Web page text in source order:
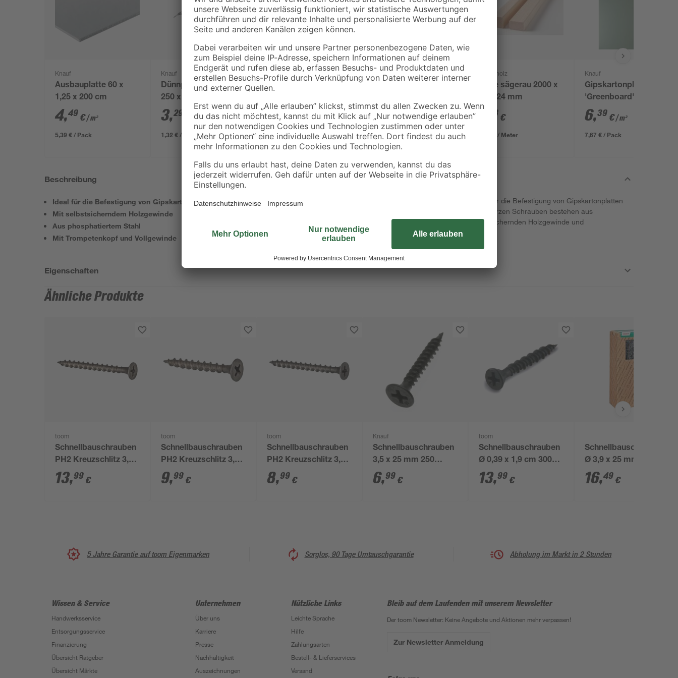
Knauf
Ausbauplatte 60 x
1,25 x 200 cm
4,49 €/ m²
5,39 € / Pack
Knauf
Dünnputz-Eckleiste
250 x 2,5 x 2,5 cm
3,29
1,32 € / Meter
Knauf
Gipskartonplatte 200
4, 49 €/ m²
11,23 € / Pack
Knauf
43,99 €
1,76 € / Kilogramm
binderholz
Latte sägerau 2000 x
48 x 24 mm
78 €
0,89 € / Meter
Knauf
Gipskartonplatte
'Greenboard' 200 x 60
x 1,25 cm
6,39 €/ m²
7,67 € / Pack
Beschreibung
Ideal für die Befestigung von Gipskartonplatten auf Holz
Mit selbstsicherndem Holzgewinde
Aus phosphatiertem Stahl
Mit Trompetenkopf und Vollgewinde
Die Schnellbauschrauben von toom sind ideal für die Befestigung von Gipskartonplatten
auf einer Unterkonstruktion aus Holz. Die schwarzen Schrauben bestehen aus
phosphatiertem Stahl mit einem groben, selbstsichernden Holzgewinde und
Trompetenkopf.
Eigenschaften
Ähnliche Produkte
toom
Schnellbauschrauben
PH2 Kreuzschlitz 3,9
x 45 mm 400 Stück
13,99 €
toom
Schnellbauschrauben
PH2 Kreuzschlitz 3,9
x 35 mm 300 Stück
9,99 €
toom
Schnellbauschrauben
PH2 Kreuzschlitz 3,9
x 45 mm 200 Stück
8,99 €
Knauf
Schnellbauschrauben
3,5 x 25 mm 250
Stück
6,99 €
toom
Schnellbauschrauben
Ø 0,39 x 1,9 cm 300
Stück
13,99 €
Schnellbauschrauben
Ø 3,9 x 25 mm 1000
Stück
16,49 €
5 Jahre Garantie auf toom Eigenmarken Sorglos, 90 Tage Umtauschgarantie Abholung im Markt in 2 Stunden
Wissen & Service
Handwerksservice
Entsorgungsservice
Finanzierung
Übersicht Ratgeber
Übersicht Märkte
Unternehmen
Über uns
Karriere
Presse
Nachhaltigkeit
Auszeichnungen
Nützliche Links
Leichte Sprache
Hilfe
Zahlungsarten
Bestell- & Lieferservices
Versand
Bleib auf dem Laufenden mit unserem Newsletter
Der toom Newsletter: Keine Angebote und Aktionen mehr verpassen!
Zur Newsletter Anmeldung